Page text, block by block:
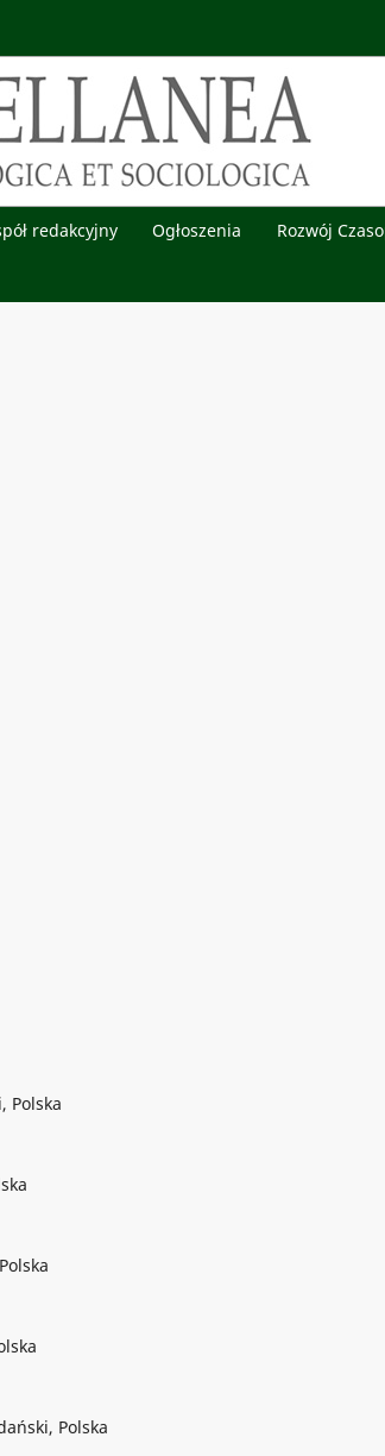
redakcyjny Ogłoszenia Rozwój
Polska
Polska